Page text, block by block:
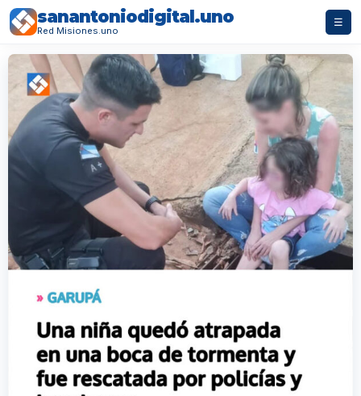
sanantoniodigital.uno
Red Misiones.uno
☰